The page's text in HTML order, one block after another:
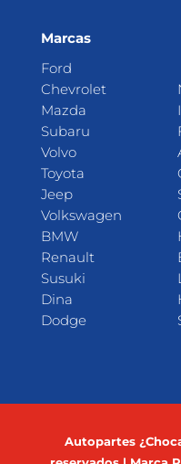
Marcas
Ford
Chevrolet
Mazda
Subaru
Volvo
Toyota
Jeep
Volkswagen
BMW
Renault
Susuki
Dina
Dodge
Autopartes